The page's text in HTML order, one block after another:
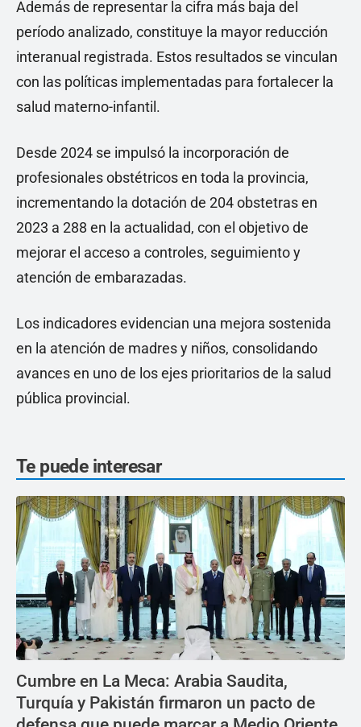
Además de representar la cifra más baja del
período analizado, constituye la mayor reducción
interanual registrada. Estos resultados se vinculan
con las políticas implementadas para fortalecer la
salud materno-infantil.
Desde 2024 se impulsó la incorporación de
profesionales obstétricos en toda la provincia,
incrementando la dotación de 204 obstetras en
2023 a 288 en la actualidad, con el objetivo de
mejorar el acceso a controles, seguimiento y
atención de embarazadas.
Los indicadores evidencian una mejora sostenida
en la atención de madres y niños, consolidando
avances en uno de los ejes prioritarios de la salud
pública provincial.
Te puede interesar
Cumbre en La Meca: Arabia Saudita,
Turquía y Pakistán firmaron un pacto de